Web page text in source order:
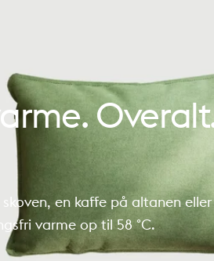
en kaffe på altanen
varme op til 58 °C.